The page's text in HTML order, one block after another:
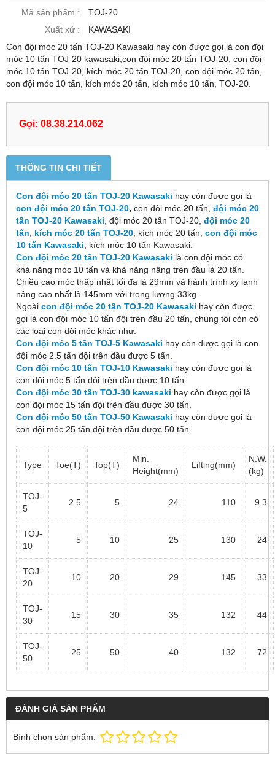
Mã sản phẩm :
TOJ-20
Xuất xứ :
KAWASAKI
Con đội móc 20 tấn TOJ-20 Kawasaki hay còn được gọi là con đội
móc 10 tấn TOJ-20 kawasaki,con đội móc 20 tấn TOJ-20, con đội
móc 10 tấn TOJ-20, kích móc 20 tấn TOJ-20, con đội móc 20 tấn,
con đội móc 10 tấn, kích móc 20 tấn, kích móc 10 tấn, TOJ-20.
Gọi: 08.38.214.062
THÔNG TIN CHI TIẾT
Con đội móc 20 tấn TOJ-20 Kawasaki hay còn được gọi là
con đội móc 20 tấn TOJ-20, con đội móc 20 tấn, đội móc 20
tấn TOJ-20 Kawasaki, đội móc 20 tấn TOJ-20, đội móc 20
tấn, kích móc 20 tấn TOJ-20, kích móc 20 tấn, con đội móc
10 tấn Kawasaki, kích móc 10 tấn Kawasaki.
Con đội móc 20 tấn TOJ-20 Kawasaki là con đội móc có
khả năng móc 10 tấn và khả năng nâng trên đầu là 20 tấn.
Chiều cao móc thấp nhất tối đa là 29mm và hành trình xy lanh
nâng cao nhất là 145mm với trọng lượng 33kg.
Ngoài con đội móc 20 tấn TOJ-20 Kawasaki hay còn được
gọi là con đội móc 10 tấn đội trên đầu 20 tấn, chúng tôi còn có
các loại con đội móc khác như:
Con đội móc 5 tấn TOJ-5 Kawasaki hay còn được gọi là con
đội móc 2.5 tấn đội trên đầu được 5 tấn.
Con đội móc 10 tấn TOJ-10 Kawasaki hay còn được gọi là
con đội móc 5 tấn đội trên đầu được 10 tấn.
Con đội móc 30 tấn TOJ-30 kawasaki hay còn được gọi là
con đội móc 15 tấn đội trên đầu được 30 tấn.
Con đội móc 50 tấn TOJ-50 Kawasaki hay còn được gọi là
con đội móc 25 tấn đội trên đầu được 50 tấn.
Type Toe(T) Top(T)
Min.
Height(mm)
Lifting(mm)
N.W.
(kg)
TOJ-
5
2.5 5 24 110 9.3
TOJ-
10
5 10 25 130 24
TOJ-
20
10 20 29 145 33
TOJ-
30
15 30 35 132 44
TOJ-
50
25 50 40 132 72
ĐÁNH GIÁ SẢN PHẨM
Bình chọn sản phẩm: